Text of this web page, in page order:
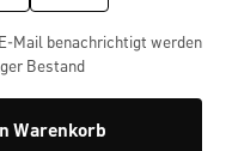
Mail benachrichtigt werden
Bestand
Warenkorb